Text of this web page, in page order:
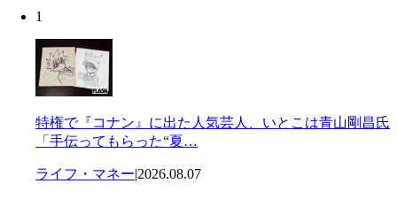
1
特権で『コナン』に出た人気芸人、いとこは青山剛昌氏
「手伝ってもらった“夏…
ライフ・マネー|2026.08.07